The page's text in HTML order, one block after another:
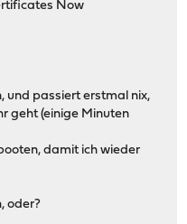
Now
und passiert erstmal nix,
geht (einige Minuten
damit ich wieder
oder?